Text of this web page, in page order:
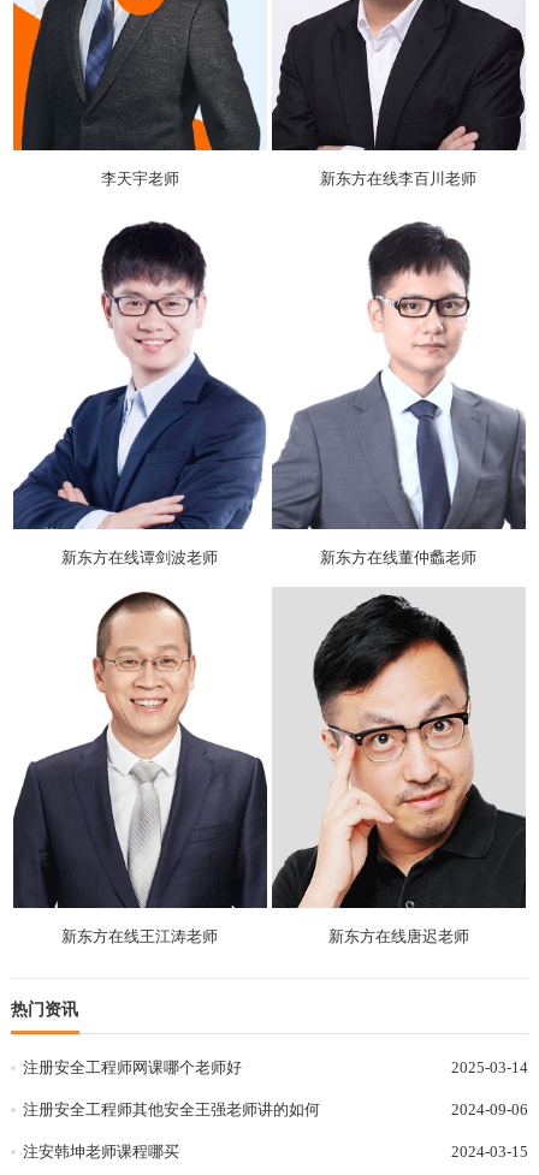
李天宇老师 新东方在线李百川老师
新东方在线谭剑波老师 新东方在线董仲蠡老师
新东方在线王江涛老师 新东方在线唐迟老师
热门资讯
注册安全工程师网课哪个老师好 2025-03-14
注册安全工程师其他安全王强老师讲的如何 2024-09-06
注安韩坤老师课程哪买 2024-03-15